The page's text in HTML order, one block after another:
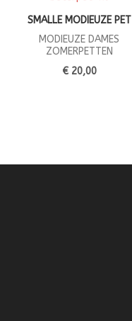
SMALLE MODIEUZE PET
MODIEUZE DAMES
ZOMERPETTEN
€ 20,00